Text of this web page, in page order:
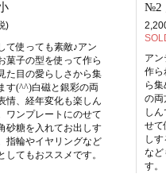
)
て使っても素敵♪アン
菓子の型を使って作ら
た目の愛らしさから集
す(^^)白磁と銀彩の両
情、経年変化も楽しん
ワンプレートにのせて
砂糖を入れてお出しす
指輪やイヤリングなど
してもおススメです。
№2
ア
作ら
ら
の両
し
せて
し
など
す。